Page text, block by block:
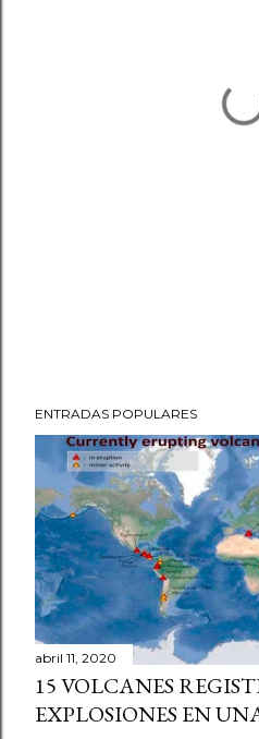
ENTRADAS POPULARES
abril 11, 2020
15 VOLCANES
EXPLOSIONES EN